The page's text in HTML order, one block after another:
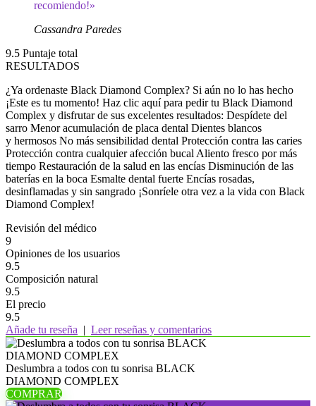
recomiendo!»
Cassandra Paredes
9.5 Puntaje total
RESULTADOS
¿Ya ordenaste Black Diamond Complex? Si aún no lo has hecho
¡Este es tu momento! Haz clic aquí para pedir tu Black Diamond
Complex y disfrutar de sus excelentes resultados: Despídete del
sarro Menor acumulación de placa dental Dientes blancos
y hermosos No más sensibilidad dental Protección contra las caries
Protección contra cualquier afección bucal Aliento fresco por más
tiempo Restauración de la salud en las encías Disminución de las
baterías en la boca Esmalte dental fuerte Encías rosadas,
desinflamadas y sin sangrado ¡Sonríele otra vez a la vida con Black
Diamond Complex!
Revisión del médico
9
Opiniones de los usuarios
9.5
Composición natural
9.5
El precio
9.5
Añade tu reseña | Leer reseñas y comentarios
Deslumbra a todos con tu sonrisa BLACK
DIAMOND COMPLEX
COMPRAR